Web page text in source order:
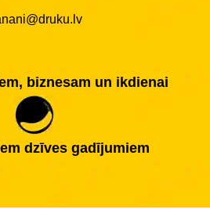
biznesam un ikdienai
dzīves gadījumiem